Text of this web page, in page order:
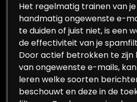
Het regelmatig trainen van
handmatig ongewenste e-
te duiden of juist niet, is een
de effectiviteit van je
Door actief betrokken te
van ongewenste e-mails,
leren welke soorten
beschouwt en deze in de